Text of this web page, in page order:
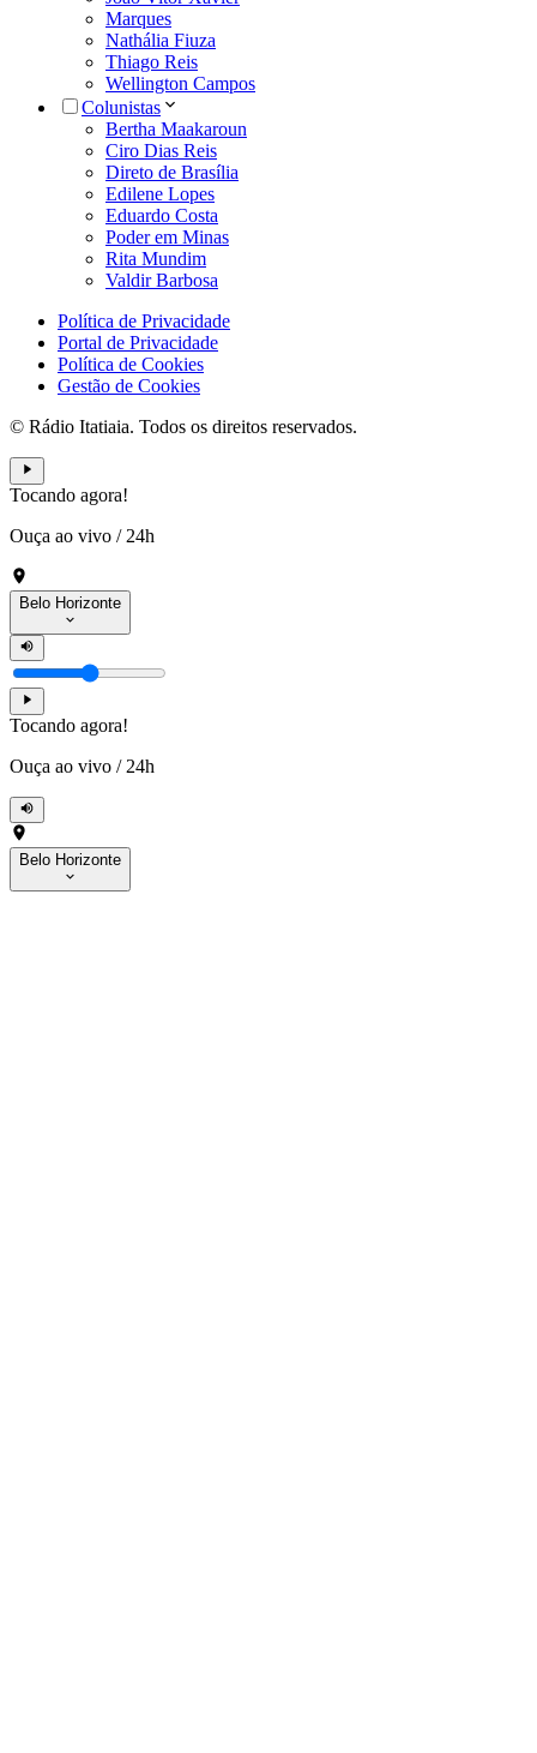
Marques
Nathália Fiuza
Thiago Reis
Wellington Campos
Colunistas
Bertha Maakaroun
Ciro Dias Reis
Direto de Brasília
Edilene Lopes
Eduardo Costa
Poder em Minas
Rita Mundim
Valdir Barbosa
Política de Privacidade
Portal de Privacidade
Política de Cookies
Gestão de Cookies
© Rádio Itatiaia. Todos os direitos reservados.
Tocando agora!
Ouça ao vivo / 24h
Belo Horizonte
Tocando agora!
Ouça ao vivo / 24h
Belo Horizonte